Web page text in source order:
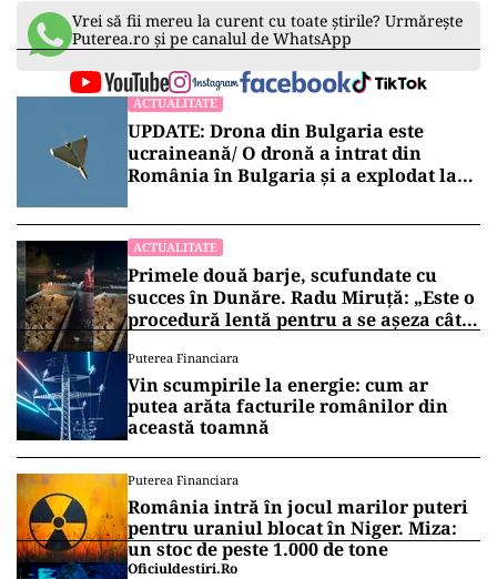
Vrei să fii mereu la curent cu toate știrile? Urmărește
Puterea.ro și pe canalul de WhatsApp
ACTUALITATE
UPDATE: Drona din Bulgaria este
ucraineană/ O dronă a intrat din
România în Bulgaria şi a explodat la
ACTUALITATE
Primele două barje, scufundate cu
succes în Dunăre. Radu Miruță: „Este o
procedură lentă pentru a se așeza cât
Puterea Financiara
Vin scumpirile la energie: cum ar
putea arăta facturile românilor din
această toamnă
Puterea Financiara
România intră în jocul marilor puteri
pentru uraniul blocat în Niger. Miza:
un stoc de peste 1.000 de tone
Oficiuldestiri.ro